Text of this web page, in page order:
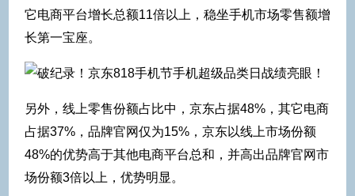
它电商平台增长总额11倍以上，稳坐手机市场零售额增
长第一宝座。
另外，线上零售份额占比中，京东占据48%，其它电商
占据37%，品牌官网仅为15%，京东以线上市场份额
48%的优势高于其他电商平台总和，并高出品牌官网市
场份额3倍以上，优势明显。